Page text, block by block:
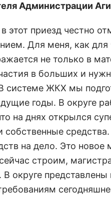
Администрации
приезд честно
Для меня, как
не только в
в больших и
системе ЖКХ мы
годы. В округе
на днях открылся
на дело. Это
строим,
округе